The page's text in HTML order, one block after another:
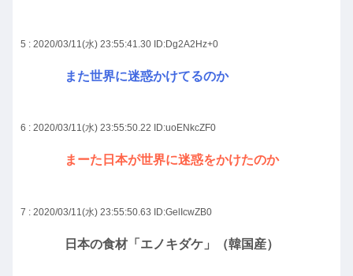
5 : 2020/03/11(水) 23:55:41.30 ID:Dg2A2Hz+0
また世界に迷惑かけてるのか
6 : 2020/03/11(水) 23:55:50.22 ID:uoENkcZF0
まーた日本が世界に迷惑をかけたのか
7 : 2020/03/11(水) 23:55:50.63 ID:GelIcwZB0
日本の食材「エノキダケ」（韓国産）